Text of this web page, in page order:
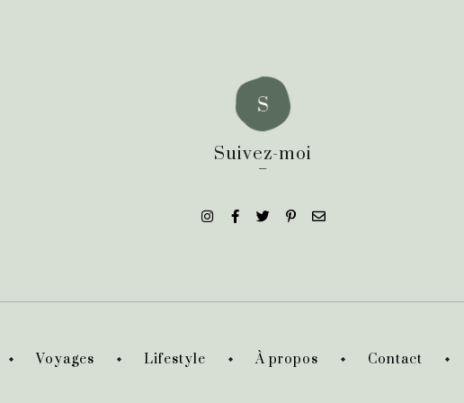
Suivez-moi
_
Voyages Lifestyle À propos Contact